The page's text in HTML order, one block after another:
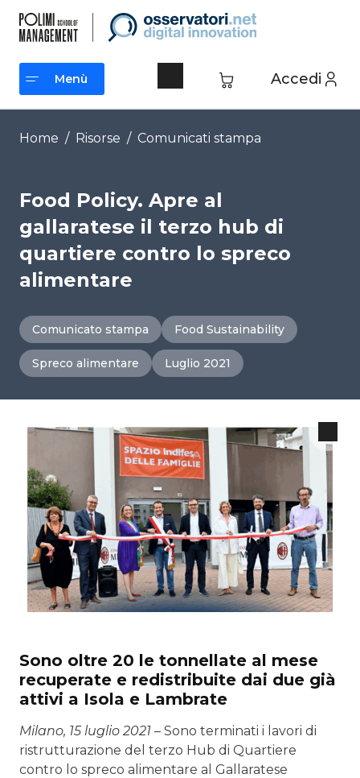
contenuto
Accedi
Menù
Menù
Home / Risorse / Comunicati stampa
Food Policy. Apre al
gallaratese il terzo hub di
quartiere contro lo spreco
alimentare
Comunicato stampa Food Sustainability
Spreco alimentare Luglio 2021
Sono oltre 20 le tonnellate al mese
recuperate e redistribuite dai due già
attivi a Isola e Lambrate
Milano, 15 luglio 2021 – Sono terminati i lavori di
ristrutturazione del terzo Hub di Quartiere
contro lo spreco alimentare al Gallaratese